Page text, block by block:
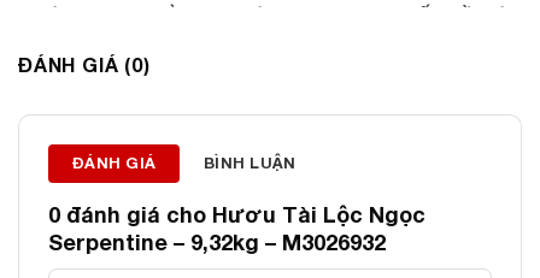
Địa chỉ: 60/69 Bùi Huy Bích, Hoàng Mai, Hà Nội
Điện thoại: 0982 627 166
Email:daphongthuyanphat@gmail.com
ĐÁNH GIÁ (0)
ĐÁNH GIÁ BÌNH LUẬN
0 đánh giá cho Hươu Tài Lộc Ngọc
Serpentine – 9,32kg – M3026932